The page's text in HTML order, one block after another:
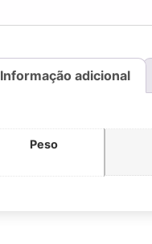
Informação adicional
Peso